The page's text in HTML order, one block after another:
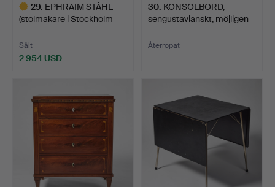
29. EPHRAIM STÅHL
(stolmakare i Stockholm
Sålt
2 954 USD
30. KONSOLBORD,
sengustavianskt, möjligen
Återropat
-